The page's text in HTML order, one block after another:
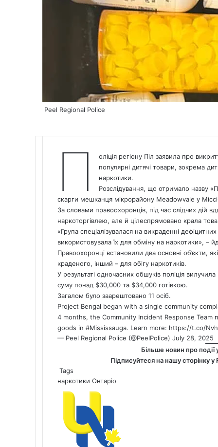
Peel Regional Police
П
оліція регіону Піл заявила про
популярні дитячі товари, зокрема
наркотики.
Розслідування, що отримало назву
скарги мешканця мікрорайону Meadowvale у
За словами правоохоронців, під час слідчих дій
наркоторгівлею, але й цілеспрямовано крала
«Група спеціалізувалася на викраденні
використовувала їх для обміну на наркотики», –
Правоохоронці встановили два основні об’єкти,
краденого, інший – для обігу наркотиків.
У результаті одночасних обшуків поліція
суму понад $30,000 та $34,000 готівкою.
Загалом було заарештовано 11 осіб.
Project Bengal began with a single community
4 months, the Community Incident Response
goods in #Mississauga. Learn more: https://t.co/
— Peel Regional Police (@PeelPolice) July 28, 2025
Більше новин про події
Підписуйтеся на нашу сторінку у
Tags
наркотики Онтаріо